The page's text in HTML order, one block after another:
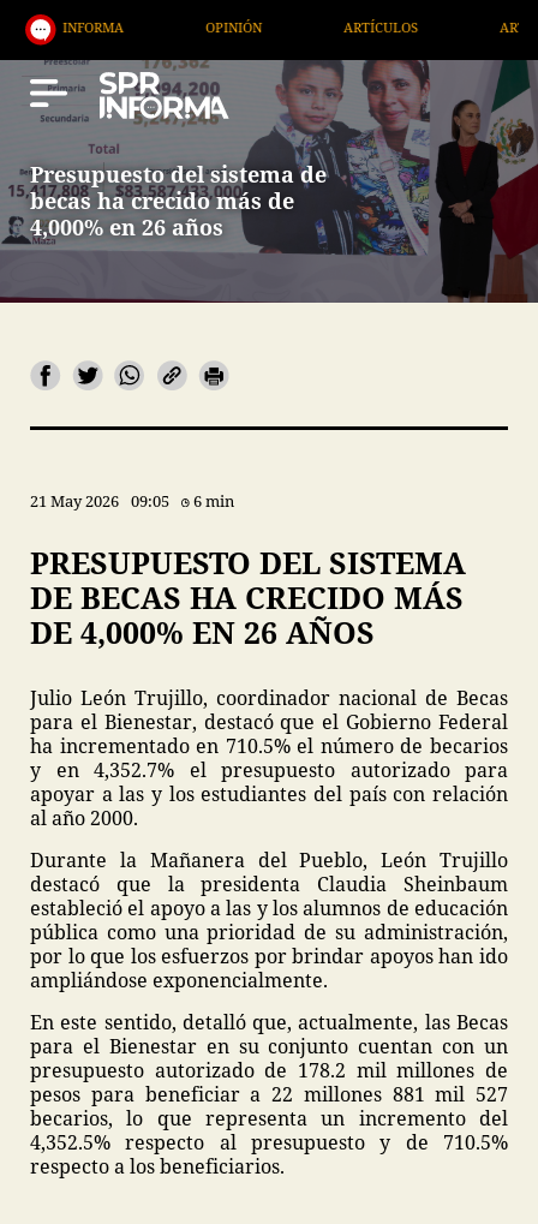
OPINIÓN ARTÍCULOS ARTE / ENTRETENIMIENTO
Presupuesto del sistema de
becas ha crecido más de
4,000% en 26 años
21 May 2026 09:05 6 min
PRESUPUESTO DEL SISTEMA
DE BECAS HA CRECIDO MÁS
DE 4,000% EN 26 AÑOS
Julio León Trujillo, coordinador nacional de Becas
para el Bienestar, destacó que el Gobierno Federal
ha incrementado en 710.5% el número de becarios
y en 4,352.7% el presupuesto autorizado para
apoyar a las y los estudiantes del país con relación
al año 2000.
Durante la Mañanera del Pueblo, León Trujillo
destacó que la presidenta Claudia Sheinbaum
estableció el apoyo a las y los alumnos de educación
pública como una prioridad de su administración,
por lo que los esfuerzos por brindar apoyos han ido
ampliándose exponencialmente.
En este sentido, detalló que, actualmente, las Becas
para el Bienestar en su conjunto cuentan con un
presupuesto autorizado de 178.2 mil millones de
pesos para beneficiar a 22 millones 881 mil 527
becarios, lo que representa un incremento del
4,352.5% respecto al presupuesto y de 710.5%
respecto a los beneficiarios.